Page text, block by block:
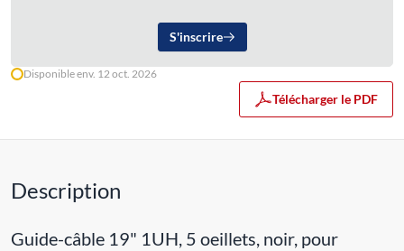
S'inscrire
Disponible env. 12 oct. 2026
Télécharger le PDF
Description
Guide-câble 19" 1UH, 5 oeillets, noir, pour